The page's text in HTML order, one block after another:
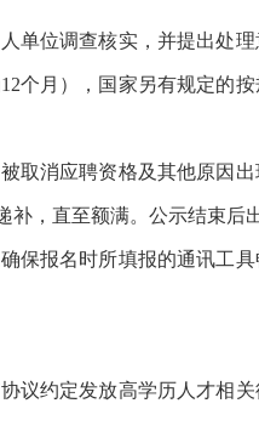
位调查核实，并提出处理
个月），国家另有规定的
消应聘资格及其他原因出
，直至额满。公示结束后
报名时所填报的通讯工具
约定发放高学历人才相关